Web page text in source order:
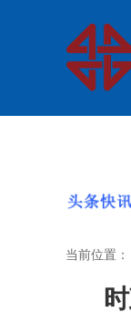
当前位置